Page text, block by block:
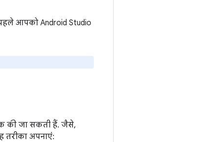
आपको Android Studio
की जा सकती हैं. जैसे,
तरीका अपनाएं: